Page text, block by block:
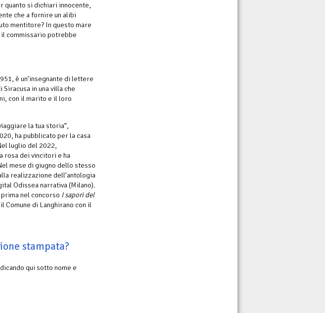
si dichiari innocente,
che a fornire un alibi
mentitore? In questo mare
commissario potrebbe
è un’insegnante di lettere
in una villa che
con il marito e il loro
la tua storia”,
ha pubblicato per la casa
luglio del 2022,
rosa dei vincitori e ha
mese di giugno dello stesso
realizzazione dell’antologia
Odissea narrativa (Milano).
nel concorso I sapori del
Comune di Langhirano con il
stampata?
qui sotto nome e